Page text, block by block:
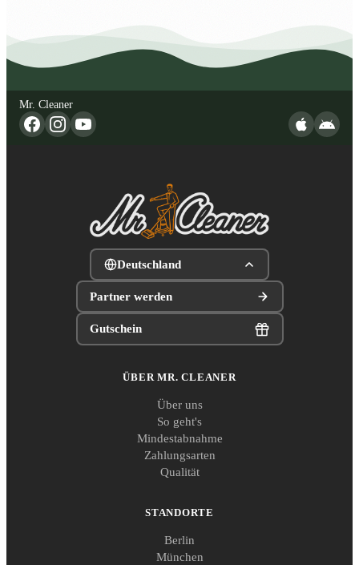
Mr. Cleaner
Deutschland
Partner werden
Gutschein
ÜBER MR. CLEANER
Über uns
So geht's
Mindestabnahme
Zahlungsarten
Qualität
STANDORTE
Berlin
München